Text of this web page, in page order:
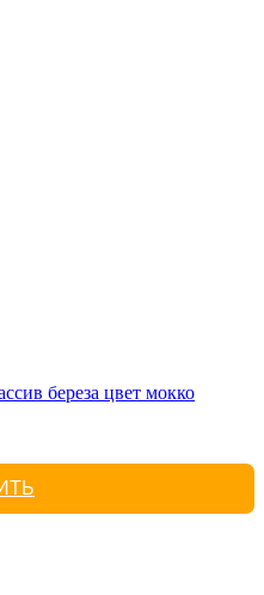
береза цвет мокко